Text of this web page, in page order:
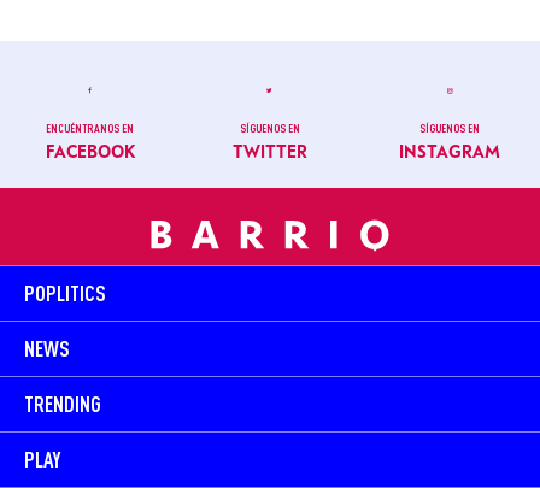
ENCUÉNTRANOS EN
FACEBOOK
SÍGUENOS EN
TWITTER
SÍGUENOS EN
INSTAGRAM
POPLITICS
NEWS
TRENDING
PLAY